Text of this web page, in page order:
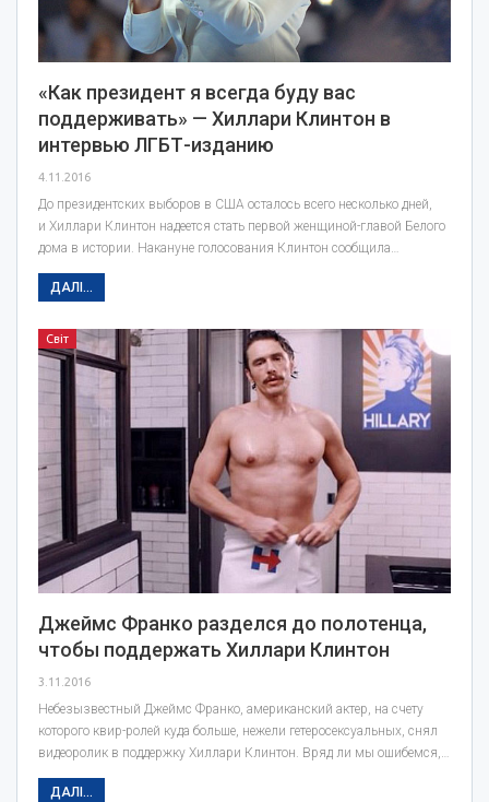
«Как президент я всегда буду вас
поддерживать» — Хиллари Клинтон в
интервью ЛГБТ-изданию
4.11.2016
До президентских выборов в США осталось всего несколько дней,
и Хиллари Клинтон надеется стать первой женщиной-главой Белого
дома в истории. Накануне голосования Клинтон сообщила…
ДАЛІ...
Світ
Джеймс Франко разделся до полотенца,
чтобы поддержать Хиллари Клинтон
3.11.2016
Небезызвестный Джеймс Франко, американский актер, на счету
которого квир-ролей куда больше, нежели гетеросексуальных, снял
видеоролик в поддержку Хиллари Клинтон. Вряд ли мы ошибемся,…
ДАЛІ...